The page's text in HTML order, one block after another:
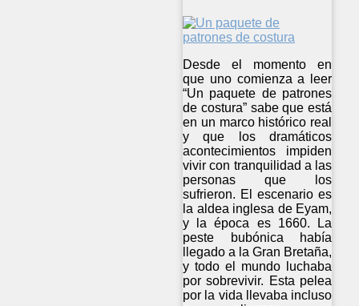
Desde el momento en
que uno comienza a leer
“Un paquete de patrones
de costura” sabe que está
en un marco histórico real
y que los dramáticos
acontecimientos impiden
vivir con tranquilidad a las
personas que los
sufrieron. El escenario es
la aldea inglesa de Eyam,
y la época es 1660. La
peste bubónica había
llegado a la Gran Bretaña,
y todo el mundo luchaba
por sobrevivir. Esta pelea
por la vida llevaba incluso